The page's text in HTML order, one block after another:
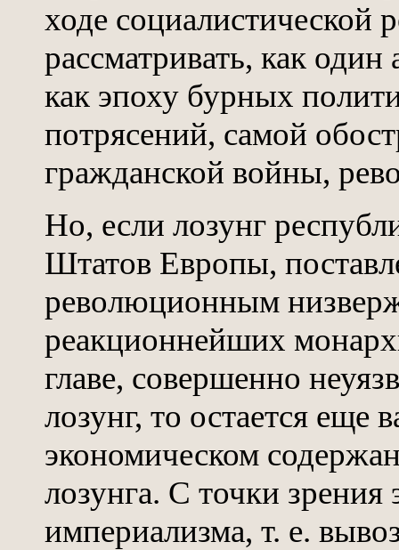
ходе социалистической
рассматривать, как один
как эпоху бурных
потрясений, самой
гражданской войны,
Но, если лозунг
Штатов Европы,
революционным
реакционнейших
главе, совершенно
лозунг, то остается
экономическом
лозунга. С точки
империализма, т. е.